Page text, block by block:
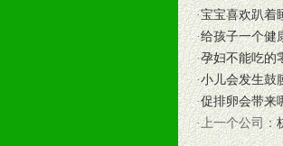
3、大型促销活
根据市场开发
专业的孕婴童
专业的孕婴童
4、专业完善的
5、确保经销商
6、实施经营管
·宝宝喜欢趴着
·给孩子一个健
·孕妇不能吃的
·小儿会发生鼓
·促排卵会带来
·上一个公司：